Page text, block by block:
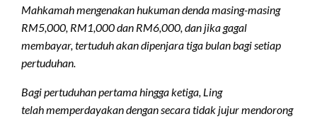
Mahkamah mengenakan hukuman denda masing-masing
RM5,000, RM1,000 dan RM6,000, dan jika gagal
membayar, tertuduh akan dipenjara tiga bulan bagi setiap
pertuduhan.
Bagi pertuduhan pertama hingga ketiga, Ling
telah memperdayakan dengan secara tidak jujur mendorong